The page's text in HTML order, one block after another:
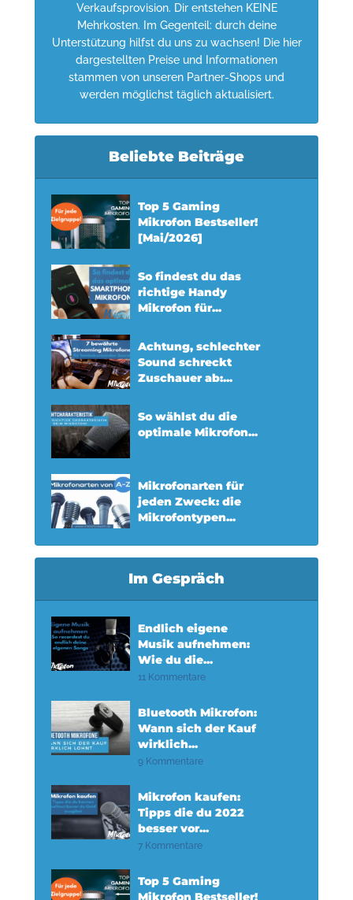
Verkaufsprovision. Dir entstehen KEINE
Mehrkosten. Im Gegenteil: durch deine
Unterstützung hilfst du uns zu wachsen! Die hier
dargestellten Preise und Informationen
stammen von unseren Partner-Shops und
werden möglichst täglich aktualisiert.
Beliebte Beiträge
Top 5 Gaming
Mikrofon Bestseller!
[Mai/2026]
So findest du das
richtige Handy
Mikrofon für...
Achtung, schlechter
Sound schreckt
Zuschauer ab:...
So wählst du die
optimale Mikrofon...
Mikrofonarten für
jeden Zweck: die
Mikrofontypen...
Im Gespräch
Endlich eigene
Musik aufnehmen:
Wie du die...
11 Kommentare
Bluetooth Mikrofon:
Wann sich der Kauf
wirklich...
9 Kommentare
Mikrofon kaufen:
Tipps die du 2022
besser vor...
7 Kommentare
Top 5 Gaming